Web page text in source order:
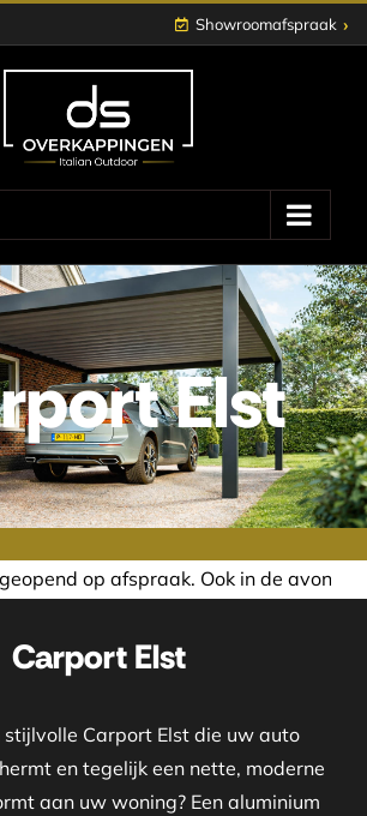
Showroomafspraak ›
Elst
Ook in de avond of in het
Carport Elst
stijlvolle Carport Elst die uw auto
en tegelijk een nette, moderne
aan uw woning? Een aluminium